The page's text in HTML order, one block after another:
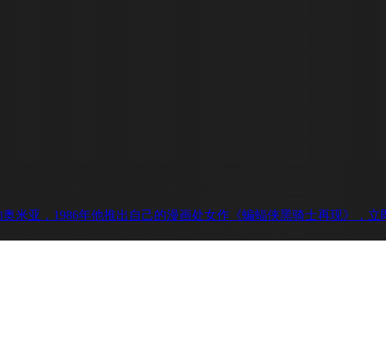
亚，1986年他推出自己的漫画处女作《蝙蝠侠黑骑士再现》，立